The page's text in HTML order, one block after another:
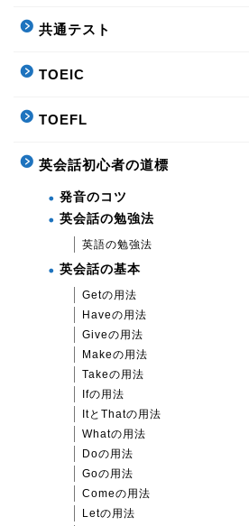
共通テスト
TOEIC
TOEFL
英会話初心者の道標
発音のコツ
英会話の勉強法
英語の勉強法
英会話の基本
Getの用法
Haveの用法
Giveの用法
Makeの用法
Takeの用法
Ifの用法
ItとThatの用法
Whatの用法
Doの用法
Goの用法
Comeの用法
Letの用法